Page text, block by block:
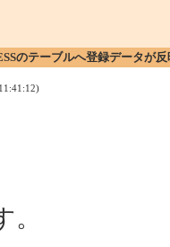
のテーブルへ登録データが反